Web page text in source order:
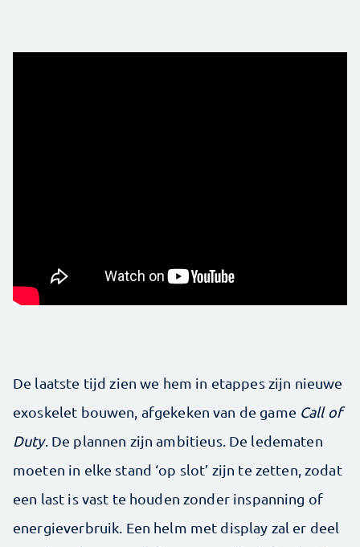
De laatste tijd zien we hem in etappes zijn nieuwe
exoskelet bouwen, afgekeken van de game Call of
Duty. De plannen zijn ambitieus. De ledematen
moeten in elke stand ‘op slot’ zijn te zetten, zodat
een last is vast te houden zonder inspanning of
energieverbruik. Een helm met display zal er deel